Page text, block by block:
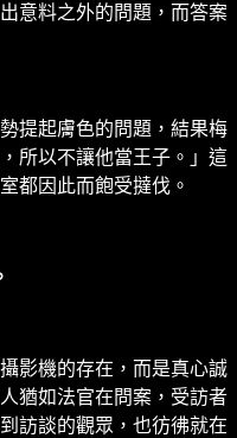
意料之外的問題，而答案
提起膚色的問題，結果梅
所以不讓他當王子。」這
都因此而飽受撻伐。
影機的存在，而是真心誠
猶如法官在問案，受訪者
訪談的觀眾，也彷彿就在